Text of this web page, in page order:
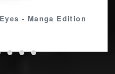
- Manga Edition